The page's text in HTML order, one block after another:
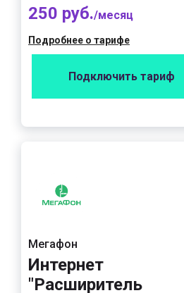
250 руб./месяц
Подробнее о тарифе
Подключить тариф
Мегафон
Интернет
"Расширитель